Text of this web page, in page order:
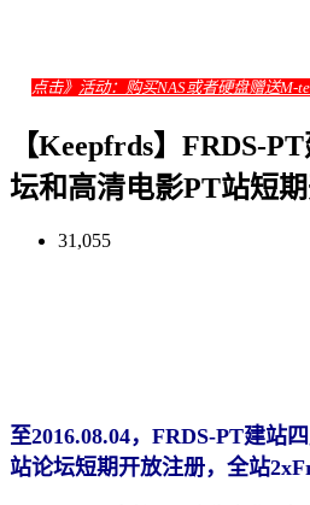
点击》 活动：购买NAS或者硬盘赠送M-
【Keepfrds】FRDS-
坛和高清电影PT站短
31,055
至2016.08.04，FRDS-PT建站
站论坛短期开放注册，全站